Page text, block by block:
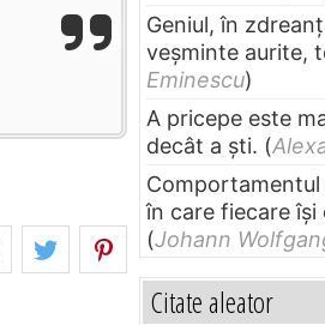
Geniul, în
veşminte aurite,
Eminescu)
A pricepe este
decât a ști. (
în care fiecare își
(Johann
Citate aleator